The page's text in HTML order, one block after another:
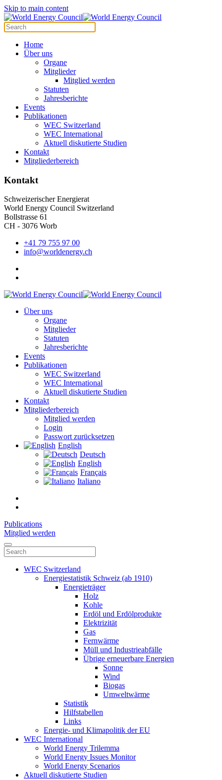
Cookies management panel
Skip to main content
Home
Über uns
Organe
Mitglieder
Mitglied werden
Statuten
Jahresberichte
Events
Publikationen
WEC Switzerland
WEC International
Aktuell diskutierte Studien
Kontakt
Mitgliederbereich
Kontakt
Schweizerischer Energierat
World Energy Council Switzerland
Bollstrasse 61
CH - 3076 Worb
+41 79 755 97 00
info@worldenergy.ch
Über uns
Organe
Mitglieder
Statuten
Jahresberichte
Events
Publikationen
WEC Switzerland
WEC International
Aktuell diskutierte Studien
Kontakt
Mitgliederbereich
Mitglied werden
Login
Passwort zurücksetzen
English
Deutsch
English
Français
Italiano
Publications
Mitglied werden
WEC Switzerland
Energiestatistik Schweiz (ab 1910)
Energieträger
Holz
Kohle
Erdöl und Erdölprodukte
Elektrizität
Gas
Fernwärme
Müll und Industrieabfälle
Übrige erneuerbare Energien
Sonne
Wind
Biogas
Umweltwärme
Statistik
Hilfstabellen
Links
Energie- und Klimapolitik der EU
WEC International
World Energy Trilemma
World Energy Issues Monitor
World Energy Scenarios
Aktuell diskutierte Studien